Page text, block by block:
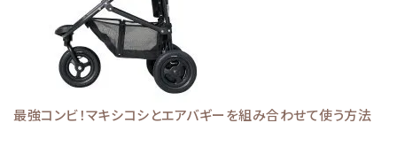
最強コンビ！マキシコシとエアバギーを組み合わせて使う方法